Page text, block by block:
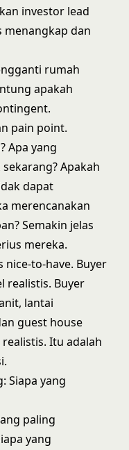
investor lead
menangkap dan
rumah
apakah
pain point.
Apa yang
Apakah
dapat
merencanakan
Semakin jelas
mereka.
nice-to-have. Buyer
realistis. Buyer
lantai
guest house
Itu adalah
Siapa yang
paling
yang